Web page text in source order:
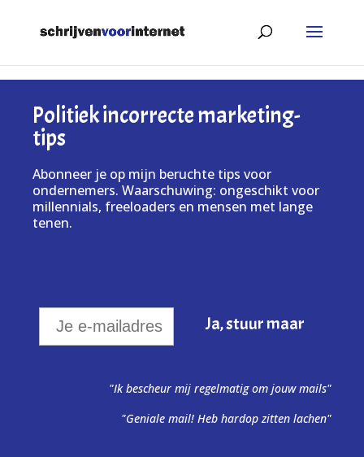
Politiek incorrecte marketing-
tips
Abonneer je op mijn beruchte tips voor
ondernemers. Waarschuwing: ongeschikt voor
millennials, freeloaders en mensen met lange
tenen.
"Ik bescheur mij regelmatig om jouw mails"
"Geniale mail! Heb hardop zitten lachen"